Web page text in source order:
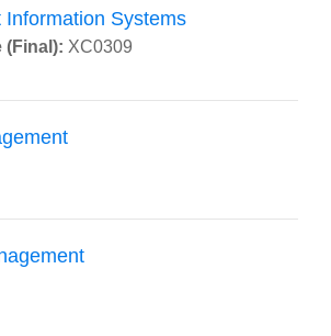
Information Systems
(Final): XC0309